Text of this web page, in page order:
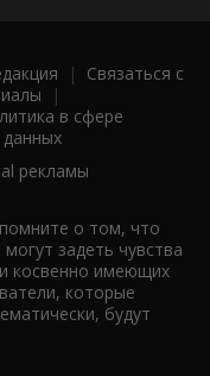
| Связаться с
|
в сфере
рекламы
о том, что
задеть чувства
косвенно имеющих
которые
будут